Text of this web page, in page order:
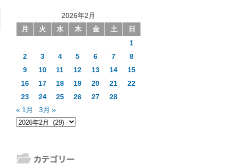
2026年2月
月
火 水 木 金 土
日
1
2
3 4 5 6 7
8
9
10 11 12 13 14
15
16
17 18 19 20 21
22
23
24 25 26 27
28
« 1月
3月 »